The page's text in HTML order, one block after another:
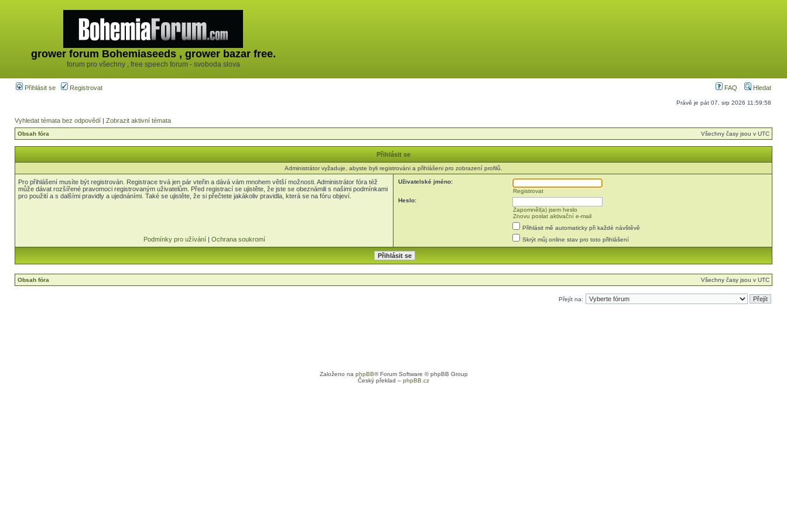
grower forum Bohemiaseeds , grower bazar free.
forum pro všechny , free speech forum - svoboda slova
Přihlásit se Registrovat FAQ Hledat
Právě je pát 07. srp 2026 11:59:58
Vyhledat témata bez odpovědí | Zobrazit aktivní témata
Obsah fóra Všechny časy jsou v UTC
Přihlásit se
Administrátor vyžaduje, abyste byli registrováni a přihlášeni pro zobrazení profilů.
Pro přihlášení musíte být registrován. Registrace trvá jen pár vteřin a dává vám mnohem větší možnosti. Administrátor fóra též
může dávat rozšířené pravomoci registrovaným uživatelům. Před registrací se ujistěte, že jste se obeznámili s našimi podmínkami
pro použití a s dalšími pravidly a ujednáními. Také se ujistěte, že si přečtete jakákoliv pravidla, která se na fóru objeví.
Podmínky pro užívání| Ochrana soukromí
Uživatelské jméno:
Registrovat
Heslo:
Zapomněl(a) jsem heslo
Znovu poslat aktivační e-mail
Přihlásit mě automaticky při každé návštěvě
Skrýt můj online stav pro toto přihlášení
Obsah fóra Všechny časy jsou v UTC
Přejít na:
Založeno na phpBB® Forum Software © phpBB Group
Český překlad – phpBB.cz